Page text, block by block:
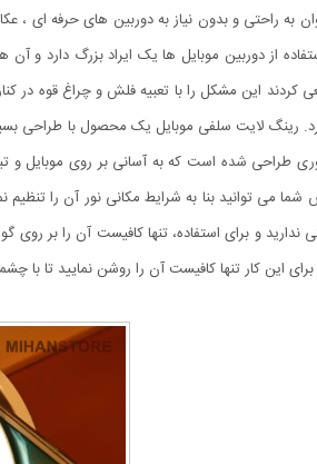
به راحتی و بدون نیاز به دوربین های حرفه ای
از دوربین موبایل ها یک ایراد بزرگ دارد و
این مشکل را با تعبیه فلش و چراغ قوه در
رینگ لایت سلفی موبایل یک محصول با طراحی
شما می توانید بنا به شرایط مکانی نور آن را
و برای استفاده، تنها کافیست آن را بر
برای این کار تنها کافیست آن را روشن نمایید تا